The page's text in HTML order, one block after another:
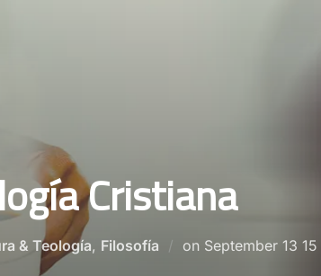
Cristiana
& Teología, Filosofía on Posted
September 13 15